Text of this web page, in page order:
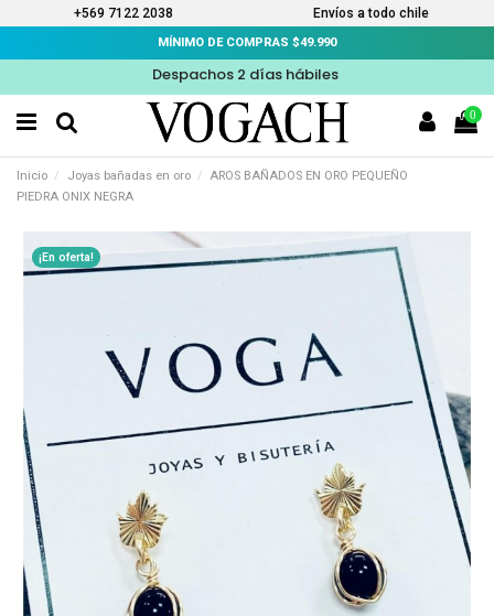
+569 7122 2038 Envíos a todo chile
MÍNIMO DE COMPRAS $49.990
Despachos 2 días hábiles
0
Inicio Joyas bañadas en oro
AROS BAÑADOS EN ORO PEQUEÑO
PIEDRA ONIX NEGRA
¡En oferta!